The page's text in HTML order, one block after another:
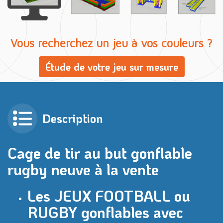
Vous recherchez un jeu à vos couleurs ?
Étude de votre jeu sur mesure
Description
Cage de tir au but gonflable
rugby neuve à la vente
Les JEUX FOOTBALL ou
RUGBY gonflables avec